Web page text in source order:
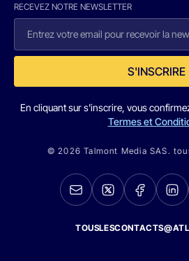
RECEVEZ NOTRE NEWSLETTER
S'INSCRIRE
En cliquant sur s'inscrire, vous
Termes et
© 2026 Talmont Media SAS.